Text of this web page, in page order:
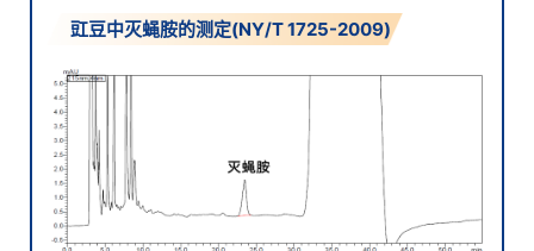
SHIMSEN Arc Disc Hydrophilic PTFE, 13 mm, 0.22
豇豆中灭蝇胺的测定(NY/T 1725-2009)